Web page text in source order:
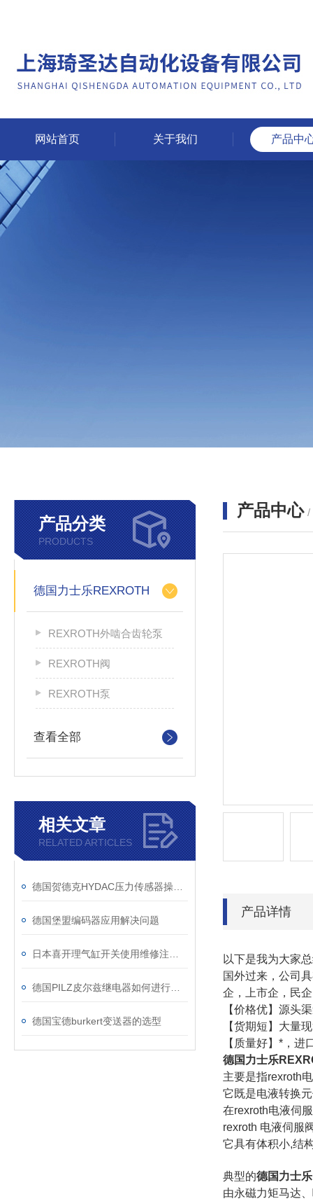
网站首页 关于我们 产品中
产品分类
PRODUCTS
德国力士乐REXROTH
REXROTH外啮合齿轮泵
REXROTH阀
REXROTH泵
查看全部
相关文章
RELATED ARTICLES
德国堡盟编码器应用解决问题
德国宝德burkert变送器的选型
产品中心 /
产品详情
以下是我为大家
国外过来，公司
企，上市企，民
【价格优】源头
【货期短】大量
【质量好】*，进
德国力士乐
主要是指rexroth
它既是电液转换
在rexroth电液伺
rexroth 电液伺服
它具有体积小,结
典型的德国力士
由永磁力矩马达